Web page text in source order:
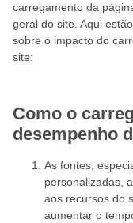
carregamento da
geral do site. Aqui
sobre o impacto do
site:
Como o
desempenho
As fontes,
personalizadas,
aos recursos do
aumentar o